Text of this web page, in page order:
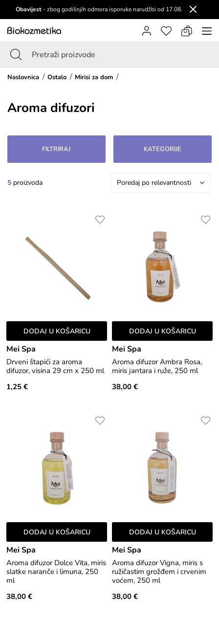
Obavijest - zbog godišnjih odmora isporuke narudžbi od 17.08.
Naslovnica Ostalo Mirisi za dom
Aroma difuzori
FILTRIRAJ KATEGORIJE
5 proizvoda Poredaj po relevantnosti
DODAJ U KOŠARICU
Mei Spa
Drveni štapići za aroma
difuzor, visina 29 cm x 250 ml
1,25 €
DODAJ U KOŠARICU
Mei Spa
Aroma difuzor Ambra Rosa,
miris jantara i ruže, 250 ml
38,00 €
DODAJ U KOŠARICU
Mei Spa
Aroma difuzor Dolce Vita, miris
slatke naranče i limuna, 250
ml
38,00 €
DODAJ U KOŠARICU
Mei Spa
Aroma difuzor Vigna, miris s
ružičastim grožđem i crvenim
voćem, 250 ml
38,00 €